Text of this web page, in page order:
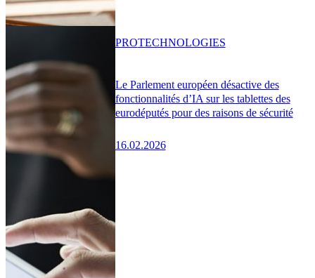
Le Parlement européen désactive des
fonctionnalités d’IA sur les tablettes des
eurodéputés pour des raisons de sécurité
16.02.2026
PROTECHNOLOGIES